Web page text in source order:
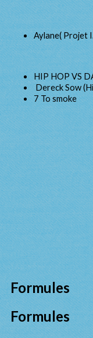
Aylane( Projet
HIP HOP VS
Dereck Sow
7 To smoke
Formules
Formules